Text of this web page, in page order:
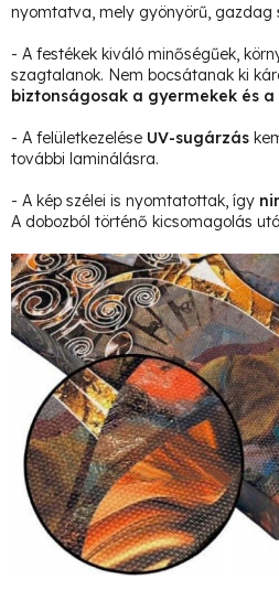
nyomtatva, mely gyönyörű, gazdag
- A festékek kiváló minőségűek,
szagtalanok. Nem bocsátanak ki
biztonságosak a gyermekek és
- A felületkezelése UV-sugárzás
további laminálásra.
- A kép szélei is nyomtatottak, így
A dobozból történő kicsomagolás